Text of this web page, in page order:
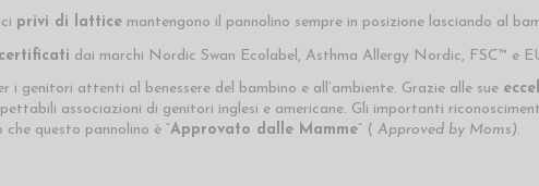
privi di latticemantengono il pannolino sempre in posizione lasciando al
dai marchi Nordic Swan Ecolabel, Asthma Allergy Nordic, FSC™ e
i genitori attenti al benessere del bambino e all’ambiente. Grazie alle sue
associazioni di genitori inglesi e americane. Gli importanti
che questo pannolino è “Approvato dalle Mamme” ( Approved by Moms).